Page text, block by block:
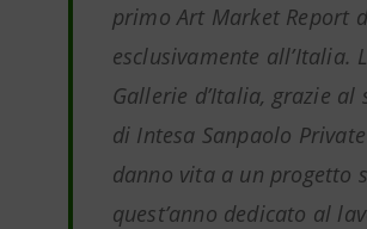
primo Art Market Report
esclusivamente all’Italia.
Gallerie d’Italia, grazie al
di Intesa Sanpaolo
danno vita a un progetto
quest’anno dedicato al